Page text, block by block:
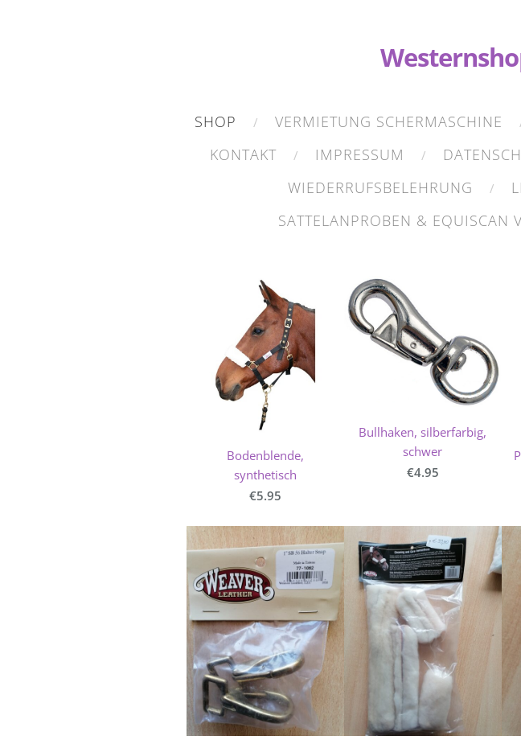
SHOP VERMIETUNG SCHERMASCHINE
KONTAKT
IMPRESSUM
WIEDERRUFSBELEHRUNG
SATTELANPROBEN & EQUISCAN
Bodenblende,
synthetisch
€5.95
Bullhaken, silberfarbig,
schwer
€4.95